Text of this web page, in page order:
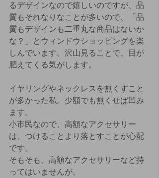
るデザインなので嬉しいのですが、品
質もそれなりなことが多いので、「品
質もデザインも二重丸な商品はないか
な？」とウィンドウショッピングを楽
しんでいます。沢山見ることで、目が
肥えてくる気がします。
イヤリングやネックレスを無くすこと
が多かった私。少額でも無くせば凹み
ます。
小市民なので、高額なアクセサリー
は、つけることより落とすことが心配
です。
そもそも、高額なアクセサリーなど持
ってはいませんが。